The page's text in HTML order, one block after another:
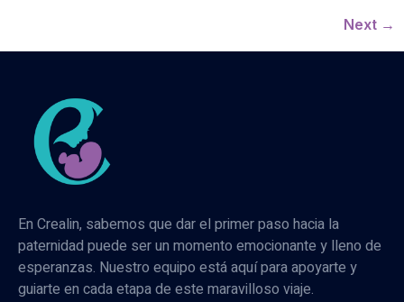
Next →
En Crealin, sabemos que dar el primer paso hacia la
paternidad puede ser un momento emocionante y lleno de
esperanzas. Nuestro equipo está aquí para apoyarte y
guiarte en cada etapa de este maravilloso viaje.